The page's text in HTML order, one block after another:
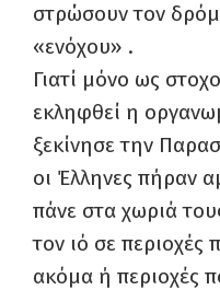
στρώσουν τον
«ενόχου» .
Γιατί μόνο ως
εκληφθεί η
ξεκίνησε την
οι Έλληνες πήραν
πάνε στα χωριά
τον ιό σε περιοχές
ακόμα ή περιοχές